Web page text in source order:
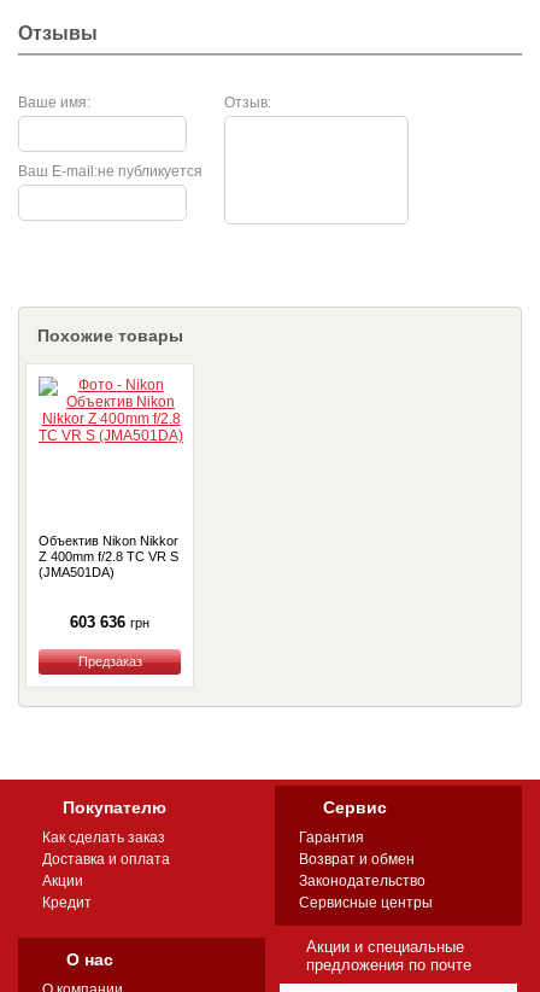
Отзывы
Ваше имя: Отзыв:
не публикуется
Ваш E-mail:
Похожие товары
Объектив Nikon Nikkor
Z 400mm f/2.8 TC VR S
(JMA501DA)
603 636 грн
Купить
Покупателю
Как сделать заказ
Доставка и оплата
Акции
Кредит
Сервис
Гарантия
Возврат и обмен
Законодательство
Сервисные центры
О нас
Акции и специальные
предложения по почте